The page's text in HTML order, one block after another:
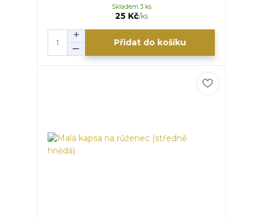
25 Kč/ks
Skladem 3 ks
Přidat do košíku